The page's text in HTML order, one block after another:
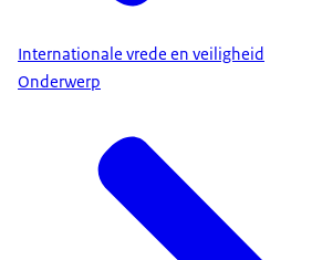
Internationale vrede en veiligheid
Onderwerp